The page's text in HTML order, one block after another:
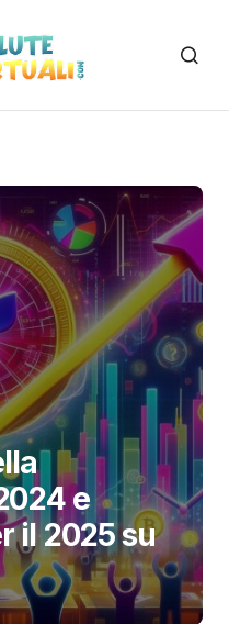
e
il 2025 su